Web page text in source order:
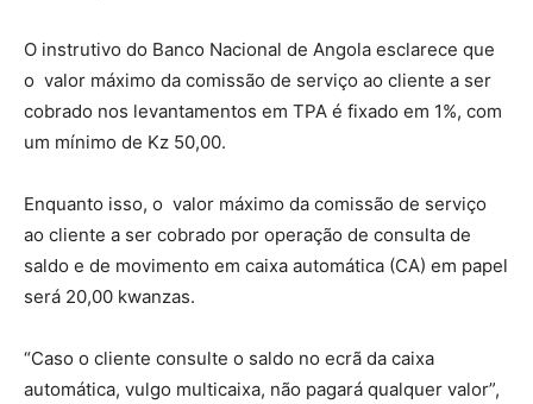
O instrutivo do Banco Nacional de Angola esclarece que
o valor máximo da comissão de serviço ao cliente a ser
cobrado nos levantamentos em TPA é fixado em 1%, com
um mínimo de Kz 50,00.
Enquanto isso, o valor máximo da comissão de serviço
ao cliente a ser cobrado por operação de consulta de
saldo e de movimento em caixa automática (CA) em papel
será 20,00 kwanzas.
“Caso o cliente consulte o saldo no ecrã da caixa
automática, vulgo multicaixa, não pagará qualquer valor”,